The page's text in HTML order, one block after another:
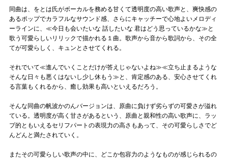
同曲は、をとは氏がボーカルを務める甘くて透明度の高い歌声と、爽快感の
あるポップでカラフルなサウンド感、さらにキャッチーで心地よいメロディ
ーラインに、≪今日も会いたいな 話したいな 君はどう思っているかな≫と
歌う可愛らしいリリックで描かれる１曲。歌声から音から歌詞から、その全
てが可愛らしく、キュンとさせてくれる。
それでいて≪進んでいくことだけが答えじゃないよね≫≪立ち止まるような
そんな日々も悪くはないし少し休もう≫と、肯定感のある、安心させてくれ
る言葉もくれるから、癒し効果も高いといえるだろう。
そんな同曲の帆波かのんバージョンは、原曲に負けず劣らずの可愛さが溢れ
ている。透明度が高く甘さがあるという、原曲と親和性の高い歌声に、ラッ
プ的ともいえるセリフパートの表現力の高さもあって、その可愛らしさでど
んどんと満たされていく。
またその可愛らしい歌声の中に、どこか包容力のようなものが感じられるの